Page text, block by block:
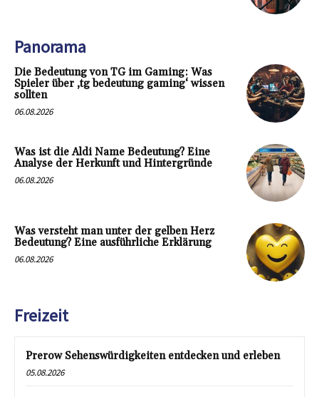
Panorama
Die Bedeutung von TG im Gaming: Was
Spieler über ‚tg bedeutung gaming‘ wissen
sollten
06.08.2026
Was ist die Aldi Name Bedeutung? Eine
Analyse der Herkunft und Hintergründe
06.08.2026
Was versteht man unter der gelben Herz
Bedeutung? Eine ausführliche Erklärung
06.08.2026
Freizeit
Prerow Sehenswürdigkeiten entdecken und erleben
05.08.2026